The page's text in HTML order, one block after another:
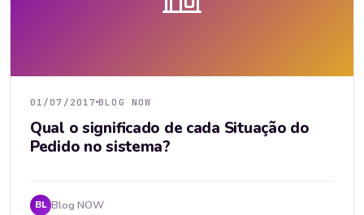
01/07/2017 BLOG NOW
Qual o significado de cada Situação do
Pedido no sistema?
BL Blog NOW